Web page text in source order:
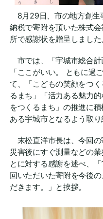
8月29日、市の地方創生
納税で寄附を頂いた株式
所で感謝状を贈呈しました
市では、「宇城市総合
「ここがいい。 ともに過
て、「こどもの笑顔をつ
るまち」「活力ある魅力
をつくるまち」の推進に
ある宇城市となるよう取り
末松直洋市長は、今回
災害後にすぐ測量などの
とに対する感謝を述べ、
回いただいた寄附を今後
だきます。」と挨拶。